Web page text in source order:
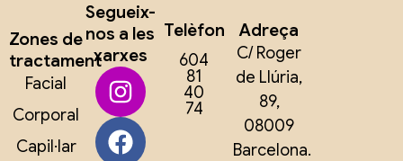
Zones de
tractament
Facial
Corporal
Capil·lar
Segueix-
nos a les
xarxes
Telèfon
604
81
40
74
Adreça
C/ Roger
de Llúria,
89,
08009
Barcelona.